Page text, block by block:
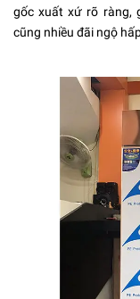
gốc xuất xứ rõ ràng,
cũng nhiều đãi ngộ